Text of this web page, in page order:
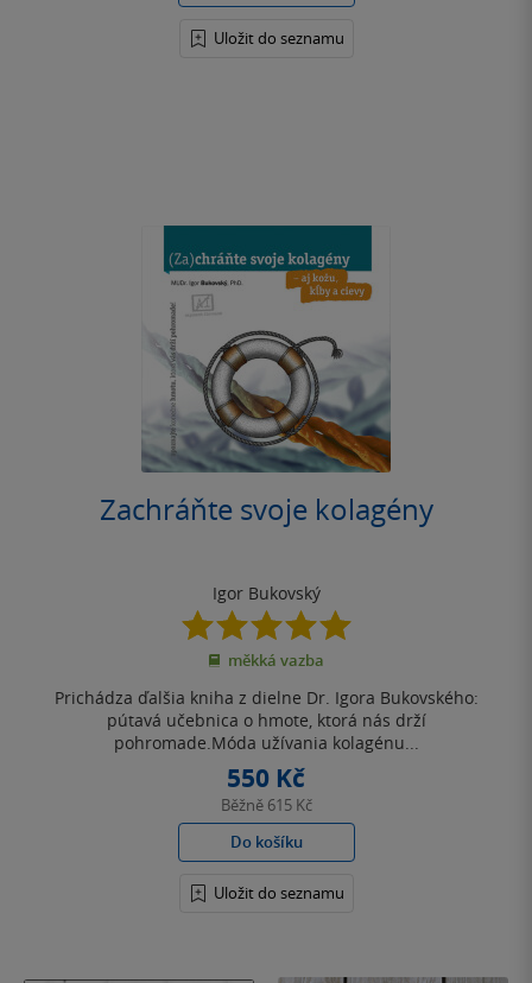
Uložit do seznamu
Zachráňte svoje kolagény
Igor Bukovský
5.0
z
5
měkká vazba
Prichádza ďalšia kniha z dielne Dr. Igora Bukovského:
pútavá učebnica o hmote, ktorá nás drží
pohromade.Móda užívania kolagénu...
550 Kč
Běžně 615 Kč
Do košíku
Uložit do seznamu